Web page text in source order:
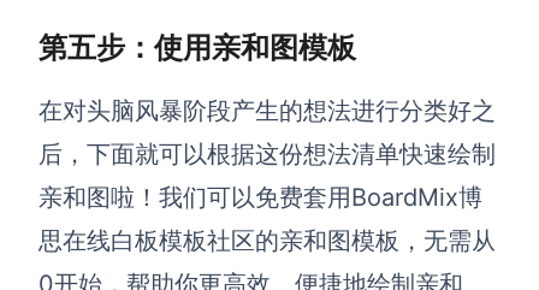
第五步：使用亲和图模板
在对头脑风暴阶段产生的想法进行分类好之
后，下面就可以根据这份想法清单快速绘制
亲和图啦！我们可以免费套用BoardMix博
思在线白板模板社区的亲和图模板，无需从